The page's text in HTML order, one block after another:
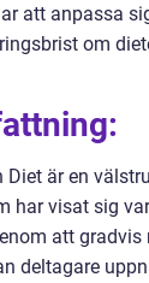
att anpassa
om
Diet är en
har visat sig
att
deltagare